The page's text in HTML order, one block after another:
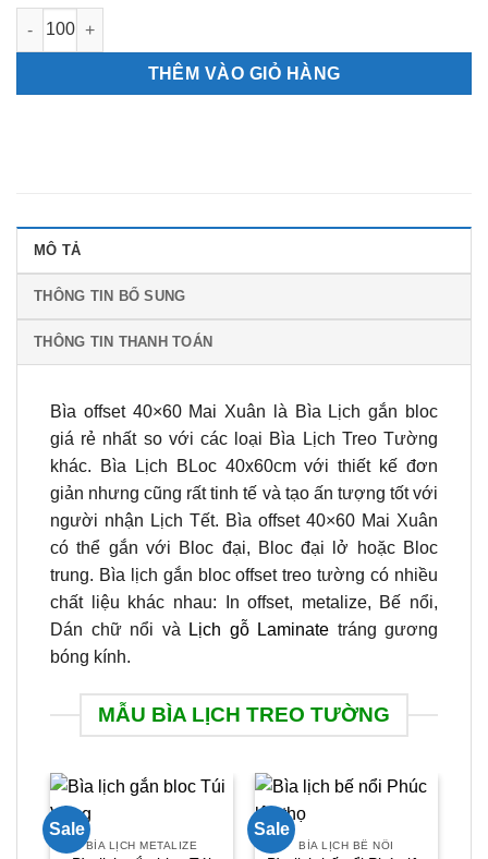
Bìa offset 40x60 Mai Xuân số lượng
THÊM VÀO GIỎ HÀNG
MÔ TẢ
THÔNG TIN BỔ SUNG
THÔNG TIN THANH TOÁN
Bìa offset 40×60 Mai Xuân là Bìa Lịch gắn bloc
giá rẻ nhất so với các loại Bìa Lịch Treo Tường
khác. Bìa Lịch BLoc 40x60cm với thiết kế đơn
giản nhưng cũng rất tinh tế và tạo ấn tượng tốt với
người nhận Lịch Tết. Bìa offset 40×60 Mai Xuân
có thể gắn với Bloc đại, Bloc đại lở hoặc Bloc
trung. Bìa lịch gắn bloc offset treo tường có nhiều
chất liệu khác nhau: In offset, metalize, Bế nổi,
Dán chữ nổi và
Lịch gỗ Laminate tráng gương
bóng kính.
MẪU BÌA LỊCH TREO TƯỜNG
Sale
BÌA LỊCH METALIZE
Sale
BÌA LỊCH BẾ NỔI